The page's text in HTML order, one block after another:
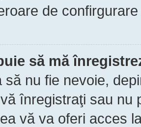
de
să mă
să nu fie nevoie,
înregistraţi sau nu
vă va oferi acces